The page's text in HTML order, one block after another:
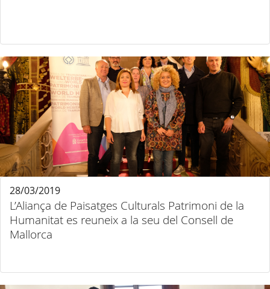
L’Aliança de Paisatges Culturals Patrimoni de la
Humanitat es reuneix a la seu del Consell de
Mallorca
28/03/2019